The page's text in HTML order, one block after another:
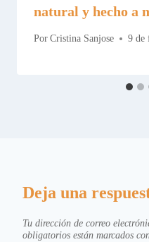
natural y hecho a
Por Cristina Sanjose 9 de
Deja una
Tu dirección de correo
obligatorios están marcados